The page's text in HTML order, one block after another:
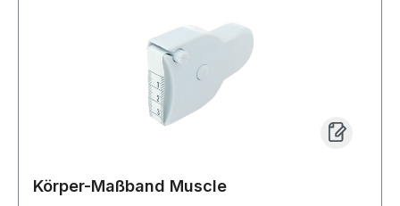
Körper-Maßband Muscle